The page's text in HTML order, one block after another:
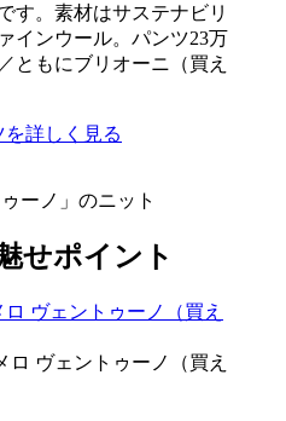
す。素材はサステナビリ
インウール。パンツ23万
ともにブリオーニ（買え
詳しく見る
ーノ」のニット
せポイント
ロ ヴェントゥーノ（買え